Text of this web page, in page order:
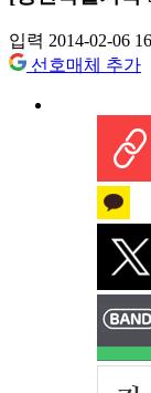
입력 2014-02-06
선호매체 추가